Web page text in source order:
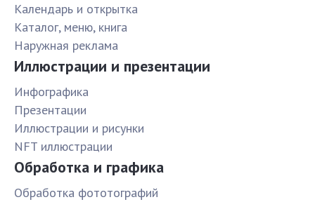
Календарь и открытка
Каталог, меню, книга
Наружная реклама
Иллюстрации и презентации
Инфографика
Презентации
Иллюстрации и рисунки
NFT иллюстрации
Обработка и графика
Обработка фототографий